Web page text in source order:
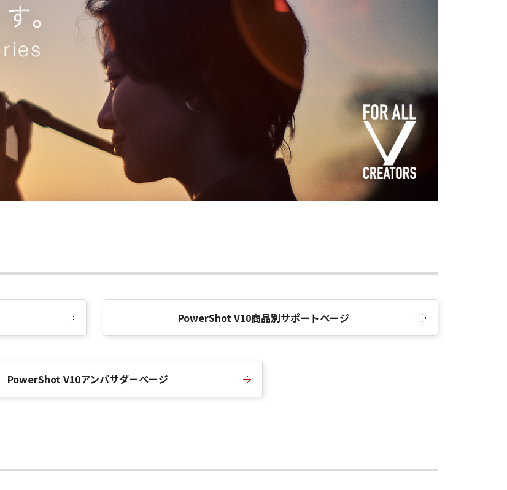
PowerShot V10商品別サポートページ
PowerShot V10アンバサダーページ